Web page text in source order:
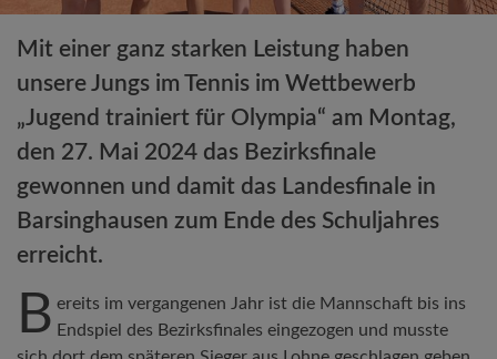
Mit einer ganz starken Leistung haben
unsere Jungs im Tennis im Wettbewerb
„Jugend trainiert für Olympia“ am Montag,
den 27. Mai 2024 das Bezirksfinale
gewonnen und damit das Landesfinale in
Barsinghausen zum Ende des Schuljahres
erreicht.
B ereits im vergangenen Jahr ist die Mannschaft bis ins
Endspiel des Bezirksfinales eingezogen und musste